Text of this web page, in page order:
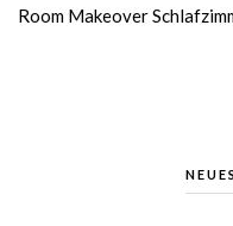
Room Makeover